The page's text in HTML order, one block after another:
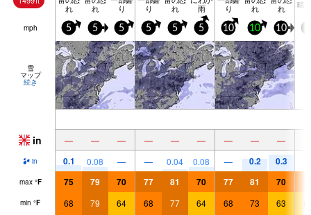
れ れ り り れ 雨 り れ れ 晴
mph 5 5 5 5 5 5 10 10 10
雪
マップ
続き
in — — — — — — — — —
in 0.1 0.08 — — 0.04 0.08 — 0.2 0.3
max °F 75 79 70 77 81 70 77 81 70
min °F 68 79 64 68 77 64 68 73 63